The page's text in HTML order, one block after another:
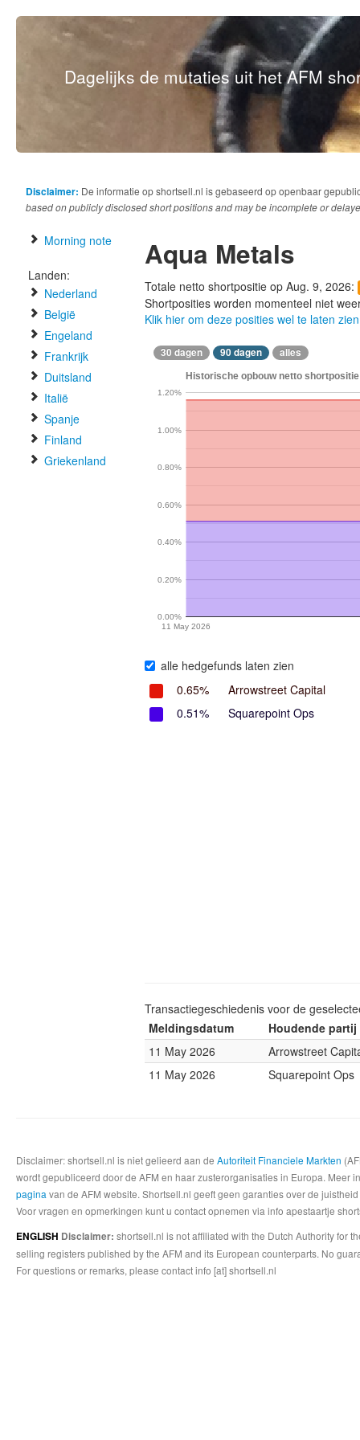
Dagelijks de mutaties uit het AFM
Disclaimer: De informatie op shortsell.nl is gebaseerd op openbaar
based on publicly disclosed short positions and may be incomplete or
Morning note
Landen:
Nederland
België
Engeland
Frankrijk
Duitsland
Italië
Spanje
Finland
Griekenland
Aqua Metals
Totale netto shortpositie op Aug. 9, 2026:
Shortposities worden momenteel niet
Klik hier om deze posities wel te laten zien
30 dagen 90 dagen alles
Historische opbouw netto
11 May 2026
0.00%
0.20%
0.40%
0.60%
0.80%
1.00%
1.20%
alle hedgefunds laten zien
0.65%
Arrowstreet Capital
0.51%
Squarepoint Ops
Transactiegeschiedenis voor de
Meldingsdatum
Houdende partij
11 May 2026
Arrowstreet
11 May 2026
Squarepoint Ops
Disclaimer: shortsell.nl is niet gelieerd aan de Autoriteit Financiele Markten
wordt gepubliceerd door de AFM en haar zusterorganisaties in Europa.
pagina van de AFM website. Shortsell.nl geeft geen garanties over de
Voor vragen en opmerkingen kunt u contact opnemen via info apestaartje
ENGLISH Disclaimer: shortsell.nl is not affiliated with the Dutch Authority for
selling registers published by the AFM and its European counterparts. No
For questions or remarks, please contact info [at] shortsell.nl